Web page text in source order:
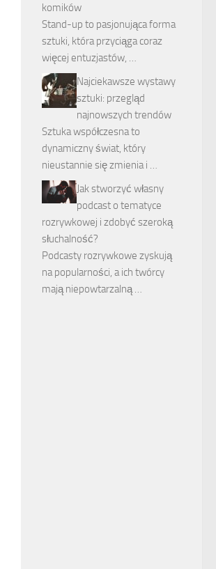
komików
Stand-up to pasjonująca forma
sztuki, która przyciąga coraz
więcej entuzjastów, …
Najciekawsze wystawy
sztuki: przegląd
najnowszych trendów
Sztuka współczesna to
dynamiczny świat, który
nieustannie się zmienia i …
Jak stworzyć własny
podcast o tematyce
rozrywkowej i zdobyć szeroką
słuchalność?
Podcasty rozrywkowe zyskują
na popularności, a ich twórcy
mają niepowtarzalną …